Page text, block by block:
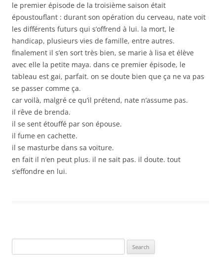
le premier épisode de la troisième saison était
époustouflant : durant son opération du cerveau, nate voit
les différents futurs qui s’offrend à lui. la mort, le
handicap, plusieurs vies de famille, entre autres.
finalement il s’en sort très bien, se marie à lisa et élève
avec elle la petite maya. dans ce premier épisode, le
tableau est gai, parfait. on se doute bien que ça ne va pas
se passer comme ça.
car voilà, malgré ce qu’il prétend, nate n’assume pas.
il rêve de brenda.
il se sent étouffé par son épouse.
il fume en cachette.
il se masturbe dans sa voiture.
en fait il n’en peut plus. il ne sait pas. il doute. tout
s’effondre en lui.